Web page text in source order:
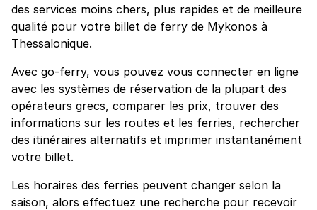
des services moins chers, plus rapides et de meilleure
qualité pour votre billet de ferry de Mykonos à
Thessalonique.
Avec go-ferry, vous pouvez vous connecter en ligne
avec les systèmes de réservation de la plupart des
opérateurs grecs, comparer les prix, trouver des
informations sur les routes et les ferries, rechercher
des itinéraires alternatifs et imprimer instantanément
votre billet.
Les horaires des ferries peuvent changer selon la
saison, alors effectuez une recherche pour recevoir